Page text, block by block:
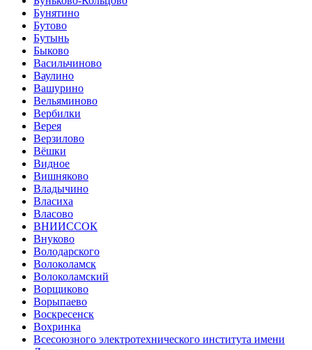
Бунятино
Бутово
Бутынь
Быково
Васильчиново
Ваулино
Вашурино
Вельяминово
Вербилки
Верея
Верзилово
Вёшки
Видное
Вишняково
Владычино
Власиха
Власово
ВНИИССОК
Внуково
Володарского
Волоколамск
Волоколамский
Ворщиково
Ворыпаево
Воскресенск
Вохринка
Всесоюзного электротехнического института имени